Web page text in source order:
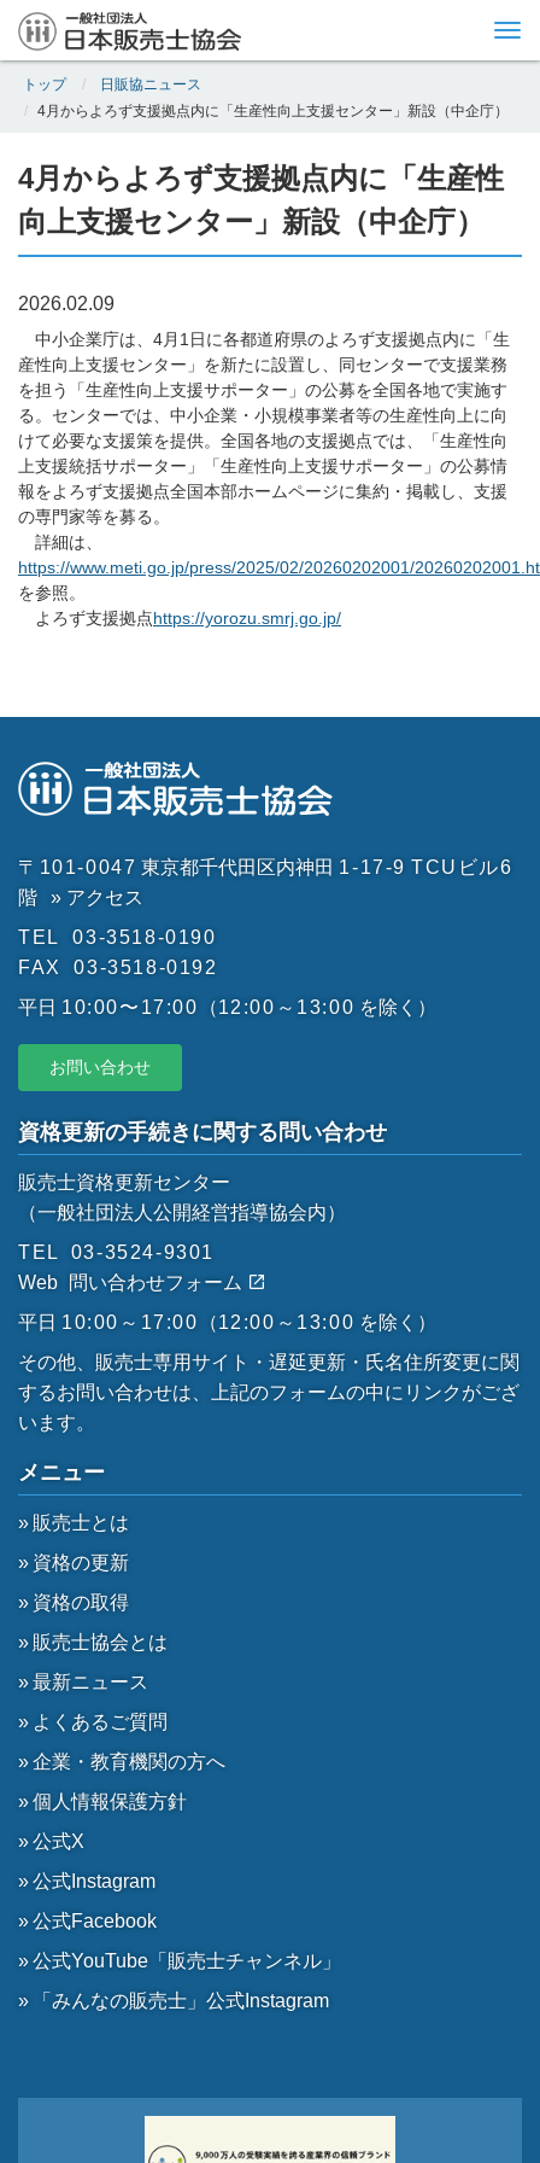
トップ
日販協ニュース
4月からよろず支援拠点内に「生産性向上支援センター」新設（中企庁）
4月からよろず支援拠点内に「生産性
向上支援センター」新設（中企庁）
2026.02.09
中小企業庁は、4月1日に各都道府県のよろず支援拠点内に「生
産性向上支援センター」を新たに設置し、同センターで支援業務
を担う「生産性向上支援サポーター」の公募を全国各地で実施す
る。センターでは、中小企業・小規模事業者等の生産性向上に向
けて必要な支援策を提供。全国各地の支援拠点では、「生産性向
上支援統括サポーター」「生産性向上支援サポーター」の公募情
報をよろず支援拠点全国本部ホームページに集約・掲載し、支援
の専門家等を募る。
詳細は、
https://www.meti.go.jp/press/2025/02/20260202001/
を参照。
よろず支援拠点https://yorozu.smrj.go.jp/
〒101-0047 東京都千代田区内神田 1-17-9 TCUビル6
階
» アクセス
TEL
03-3518-0190
FAX
03-3518-0192
平日 10:00〜17:00 （12:00～13:00 を除く）
お問い合わせ
資格更新の手続きに関する問い合わせ
販売士資格更新センター
（一般社団法人公開経営指導協会内）
TEL
03-3524-9301
Web
問い合わせフォーム
平日 10:00～17:00 （12:00～13:00 を除く）
その他、販売士専用サイト・遅延更新・氏名住所変更に関
するお問い合わせは、上記のフォームの中にリンクがござ
います。
メニュー
販売士とは
資格の更新
資格の取得
販売士協会とは
最新ニュース
よくあるご質問
企業・教育機関の方へ
個人情報保護方針
公式X
公式Instagram
公式Facebook
公式YouTube「販売士チャンネル」
「みんなの販売士」公式Instagram